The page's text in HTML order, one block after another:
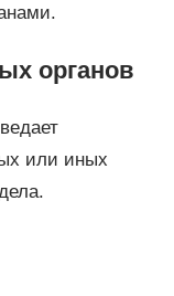
органов
или иных